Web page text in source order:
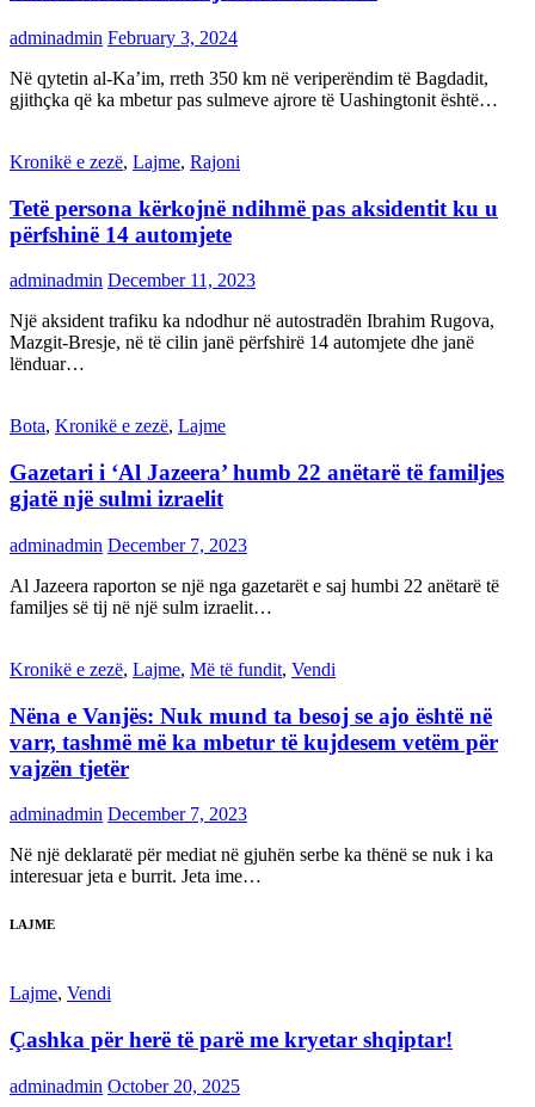
adminadmin February 3, 2024
Në qytetin al-Ka’im, rreth 350 km në veriperëndim të Bagdadit,
gjithçka që ka mbetur pas sulmeve ajrore të Uashingtonit është…
Kronikë e zezë, Lajme, Rajoni
Tetë persona kërkojnë ndihmë pas aksidentit ku u
përfshinë 14 automjete
adminadmin December 11, 2023
Një aksident trafiku ka ndodhur në autostradën Ibrahim Rugova,
Mazgit-Bresje, në të cilin janë përfshirë 14 automjete dhe janë
lënduar…
Bota, Kronikë e zezë, Lajme
Gazetari i ‘Al Jazeera’ humb 22 anëtarë të familjes
gjatë një sulmi izraelit
adminadmin December 7, 2023
Al Jazeera raporton se një nga gazetarët e saj humbi 22 anëtarë të
familjes së tij në një sulm izraelit…
Kronikë e zezë, Lajme, Më të fundit, Vendi
Nëna e Vanjës: Nuk mund ta besoj se ajo është në
varr, tashmë më ka mbetur të kujdesem vetëm për
vajzën tjetër
adminadmin December 7, 2023
Në një deklaratë për mediat në gjuhën serbe ka thënë se nuk i ka
interesuar jeta e burrit. Jeta ime…
LAJME
Lajme, Vendi
Çashka për herë të parë me kryetar shqiptar!
adminadmin October 20, 2025